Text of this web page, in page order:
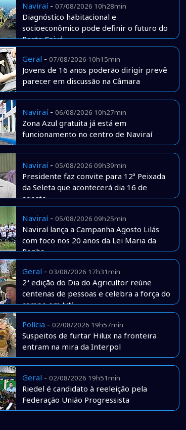
Naviraí- 07/08/2026 10h28min
Diagnóstico habitacional e
socioeconômico pode definir o futuro do
Porto Caiuá
Geral - 07/08/2026 10h15min
Jovens de 16 anos poderão dirigir prevê
parecer em discussão na Câmara
Naviraí- 06/08/2026 10h27min
Zona Azul gratuita já está em
funcionamento no centro de Naviraí
Naviraí- 05/08/2026 09h39min
Presidente faz convite para 12ª Peixada
da Seleta que acontecerá dia 16 de
agosto
Naviraí- 05/08/2026 09h25min
Naviraí lança a Campanha Agosto Lilás
com foco nos 20 anos da Lei Maria da
Penha
Geral - 03/08/2026 17h31min
2ª edição do Dia do Agricultor reúne
centenas de pessoas e celebra a força do
campo em Juti
Polícia - 02/08/2026 19h57min
Suspeitos de furtar Hilux na fronteira
entram na mira da Interpol
Geral - 02/08/2026 19h51min
Riedel é candidato à reeleição pela
Federação União Progressista